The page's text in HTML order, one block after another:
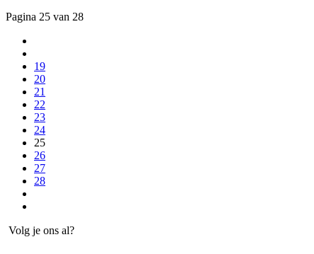
Pagina 25 van 28
19
20
21
22
23
24
25
26
27
28
Volg je ons al?